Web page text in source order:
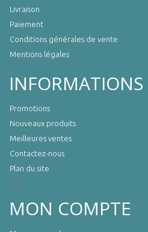
Livraison
Paiement
Conditions générales de vente
Mentions légales
INFORMATIONS
Promotions
Nouveaux produits
Meilleures ventes
Contactez-nous
Plan du site
rrrrr
MON COMPTE